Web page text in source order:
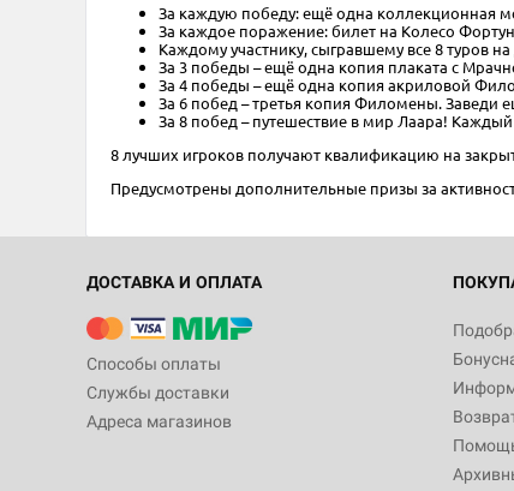
За каждую победу: ещё одна коллекционная
За каждое поражение: билет на Колесо
Каждому участнику, сыгравшему все 8 туров
За 3 победы – ещё одна копия плаката с
За 4 победы – ещё одна копия акриловой
За 6 побед – третья копия Филомены. Заведи
За 8 побед – путешествие в мир Лаара!
8 лучших игроков получают квалификацию на
Предусмотрены дополнительные призы за
ДОСТАВКА И ОПЛАТА
Способы оплаты
Службы доставки
Адреса магазинов